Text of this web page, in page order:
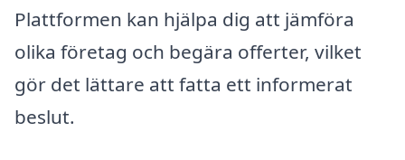
Plattformen kan hjälpa dig att jämföra
olika företag och begära offerter, vilket
gör det lättare att fatta ett informerat
beslut.